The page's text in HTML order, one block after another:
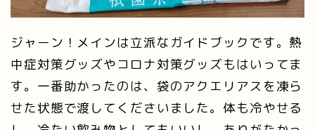
ジャーン！メインは立派なガイドブックです。熱
中症対策グッズやコロナ対策グッズもはいってま
す。一番助かったのは、袋のアクエリアスを凍ら
せた状態で渡してくださいました。体も冷やせる